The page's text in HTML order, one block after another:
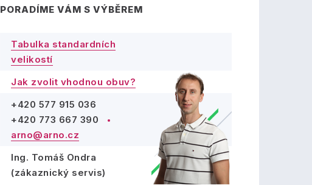
PORADÍME VÁM S VÝBĚREM
Tabulka standardních
velikostí
Jak zvolit vhodnou obuv?
+420 577 915 036
+420 773 667 390
arno@arno.cz
Ing. Tomáš Ondra
(zákaznický servis)